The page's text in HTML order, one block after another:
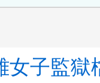
女子監獄